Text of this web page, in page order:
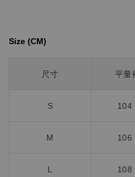
Size (CM)⁡⁡
尺寸 平量
S 104
M 106
L 108